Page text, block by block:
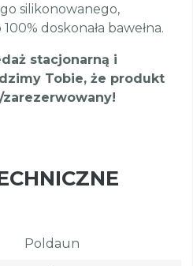
silikonowanego,
doskonała bawełna.
stacjonarną i
Tobie, że produkt
zarezerwowany!
Poldaun